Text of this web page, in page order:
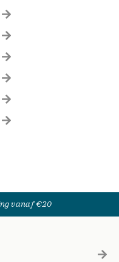
vanaf €20